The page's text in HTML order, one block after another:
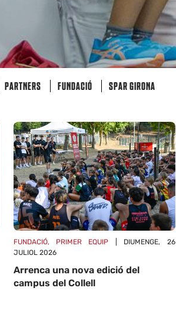
PARTNERS FUNDACIÓ SPAR GIRONA
FUNDACIÓ, PRIMER EQUIP | DIUMENGE, 26
JULIOL 2026
Arrenca una nova edició del
campus del Collell